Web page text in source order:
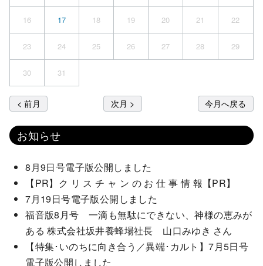
16 17 18 19 20 21 22
23 24 25 26 27 28 29
30 31
< 前月 次月 > 今月へ戻る
お知らせ
8月9日号電子版公開しました
【PR】ク リ ス チ ャ ン の お 仕 事 情 報【PR】
7月19日号電子版公開しました
福音版8月号 一滴も無駄にできない、神様の恵みが
ある 株式会社坂井養蜂場社長 山口みゆき さん
【特集･いのちに向き合う／異端･カルト】7月5日号
電子版公開しました